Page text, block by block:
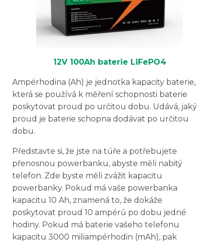
12V 100Ah baterie LiFePO4
Ampérhodina (Ah) je jednotka kapacity baterie,
která se používá k měření schopnosti baterie
poskytovat proud po určitou dobu. Udává, jaký
proud je baterie schopna dodávat po určitou
dobu.
Představte si, že jste na túře a potřebujete
přenosnou powerbanku, abyste měli nabitý
telefon. Zde byste měli zvážit kapacitu
powerbanky. Pokud má vaše powerbanka
kapacitu 10 Ah, znamená to, že dokáže
poskytovat proud 10 ampérů po dobu jedné
hodiny. Pokud má baterie vašeho telefonu
kapacitu 3000 miliampérhodin (mAh), pak